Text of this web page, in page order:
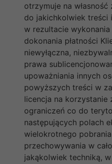
otrzymuje na
do jakichkolwiek treści
w rezultacie
dokonania płatności
niewyłączna,
prawa
upoważniania innych
powyższych treści w
licencja na korzystanie
ograniczeń co do
następujących polach
wielokrotnego
przechowywania w
jakąkolwiek techniką,